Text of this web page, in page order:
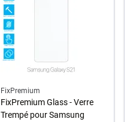
FixPremium
FixPremium Glass - Verre
Trempé pour Samsung